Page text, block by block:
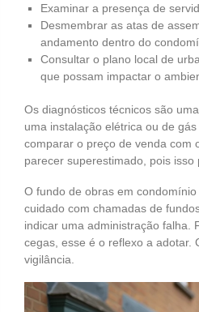
Examinar a presença de
Desmembrar as atas de
andamento dentro do
Consultar o plano local de
que possam impactar o
Os diagnósticos técnicos são
uma instalação elétrica ou de
comparar o preço de venda com
parecer superestimado, pois isso
O fundo de obras em
cuidado com chamadas de
indicar uma administração falha.
cegas, esse é o reflexo a adotar.
vigilância.